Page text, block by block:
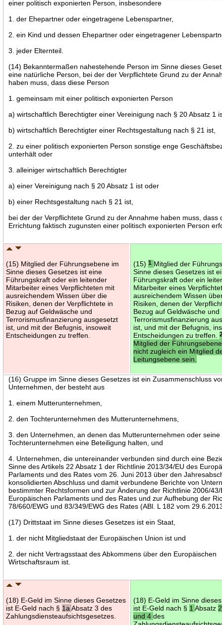
einer politisch exponierten Person, insbesondere
1. der Ehepartner oder eingetragene Lebenspartner,
2. ein Kind und dessen Ehepartner oder eingetragener
3. jeder Elternteil.
(14) Bekanntermaßen nahestehende Person im Sinne dieses
eine natürliche Person, bei der der Verpflichtete Grund zu der
haben muss, dass diese Person
1. gemeinsam mit einer politisch exponierten Person
a) wirtschaftlich Berechtigter einer Vereinigung nach § 20 Absatz 1
b) wirtschaftlich Berechtigter einer Rechtsgestaltung nach § 21 ist,
2. zu einer politisch exponierten Person sonstige enge
unterhält oder
3. alleiniger wirtschaftlich Berechtigter
a) einer Vereinigung nach § 20 Absatz 1 ist oder
b) einer Rechtsgestaltung nach § 21 ist,
bei der der Verpflichtete Grund zu der Annahme haben muss, dass
Errichtung faktisch zugunsten einer politisch exponierten Person
(15) Mitglied der Führungsebene im
Sinne dieses Gesetzes ist eine
Führungskraft oder ein leitender
Mitarbeiter eines Verpflichteten mit
ausreichendem Wissen über die
Risiken, denen der Verpflichtete in
Bezug auf Geldwäsche und
Terrorismusfinanzierung ausgesetzt
ist, und mit der Befugnis, insoweit
Entscheidungen zu treffen.
(15)1 Mitglied der
Sinne dieses Gesetzes ist
Führungskraft oder ein
Mitarbeiter eines
ausreichendem Wissen
Risiken, denen der
Bezug auf Geldwäsche und
Terrorismusfinanzierung
ist, und mit der Befugnis,
Entscheidungen zu treffen.
Mitglied der
nicht zugleich ein Mitglied
Leitungsebene sein.
(16) Gruppe im Sinne dieses Gesetzes ist ein Zusammenschluss
Unternehmen, der besteht aus
1. einem Mutterunternehmen,
2. den Tochterunternehmen des Mutterunternehmens,
3. den Unternehmen, an denen das Mutterunternehmen oder seine
Tochterunternehmen eine Beteiligung halten, und
4. Unternehmen, die untereinander verbunden sind durch eine
Sinne des Artikels 22 Absatz 1 der Richtlinie 2013/34/EU des
Parlaments und des Rates vom 26. Juni 2013 über den
konsolidierten Abschluss und damit verbundene Berichte von
bestimmter Rechtsformen und zur Änderung der Richtlinie 2006/
Europäischen Parlaments und des Rates und zur Aufhebung der
78/660/EWG und 83/349/EWG des Rates (ABl. L 182 vom
(17) Drittstaat im Sinne dieses Gesetzes ist ein Staat,
1. der nicht Mitgliedstaat der Europäischen Union ist und
2. der nicht Vertragsstaat des Abkommens über den Europäischen
Wirtschaftsraum ist.
(18) E-Geld im Sinne dieses Gesetzes
ist E-Geld nach § 1aAbsatz 3 des
Zahlungsdiensteaufsichtsgesetzes.
(18) E-Geld im Sinne
ist E-Geld nach § 1Absatz
und 4des